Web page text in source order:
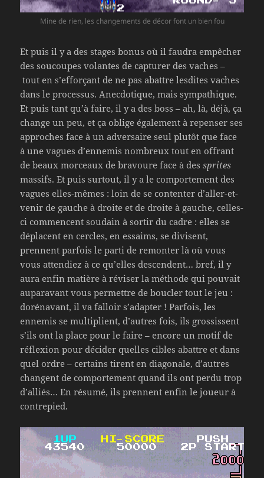
Mine de rien, les changements de décor font un bien fou
Et puis il y a des stages bonus où il faudra empêcher
des soucoupes volantes de capturer des vaches –
tout en s’efforçant de ne pas abattre lesdites vaches
dans le processus. Anecdotique, mais sympathique.
Et puis tant qu’à faire, il y a des boss – ah, là, déjà, ça
change un peu, et ça oblige également à repenser ses
approches face à un adversaire seul plutôt que face
à une vagues d’ennemis nombreux tout en offrant
de beaux morceaux de bravoure face à dessprites
massifs. Et puis surtout, il y a le comportement des
vagues elles-mêmes : loin de se contenter d’aller-et-
venir de gauche à droite et de droite à gauche, celles-
ci commencent soudain à sortir du cadre : elles se
déplacent en cercles, en essaims, se divisent,
prennent parfois le parti de remonter là où vous
vous attendiez à ce qu’elles descendent… bref, il y
aura enfin matière à réviser la méthode qui pouvait
auparavant vous permettre de boucler tout le jeu :
dorénavant, il va falloir s’adapter ! Parfois, les
ennemis se multiplient, d’autres fois, ils grossissent
s’ils ont la place pour le faire – encore un motif de
réflexion pour décider quelles cibles abattre et dans
quel ordre – certains tirent en diagonale, d’autres
changent de comportement quand ils ont perdu trop
d’alliés… En résumé, ils prennent enfin le joueur à
contrepied.